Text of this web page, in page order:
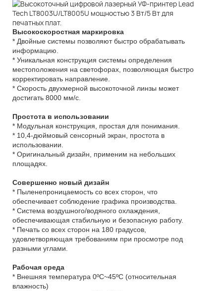
Высокоскоростная маркировка
* Двойные системы позволяют быстро обрабатывать
информацию.
* Уникальная конструкция системы определения
местоположения на светофорах, позволяющая быстро
корректировать направление.
* Скорость двухмерной высокоточной линзы может
достигать 8000 мм/с.
Простота в использовании
* Модульная конструкция, простая для понимания.
* 10,4-дюймовый сенсорный экран, простота в
использовании.
* Оригинальный дизайн, применим на небольших
площадях.
Совершенно новый дизайн
* Пыленепроницаемость со всех сторон, что
обеспечивает соблюдение графика производства.
* Система воздушного/водяного охлаждения,
обеспечивающая стабильную и безопасную работу.
* Печать со всех сторон на 180 градусов,
удовлетворяющая требованиям при просмотре под
разными углами.
Рабочая среда
* Внешняя температура 0ºC~45ºC (относительная
влажность)